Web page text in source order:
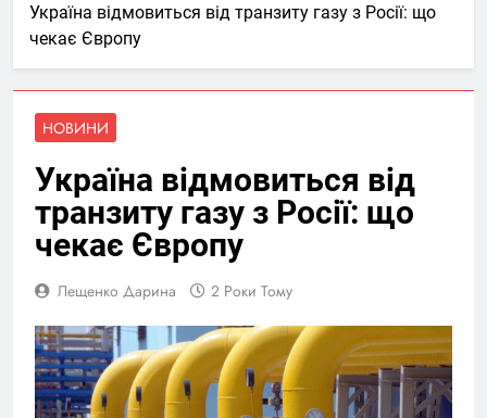
Україна відмовиться від транзиту газу з Росії: що
чекає Європу
НОВИНИ
Україна відмовиться від
транзиту газу з Росії: що
чекає Європу
Лещенко Дарина 2 Роки Тому